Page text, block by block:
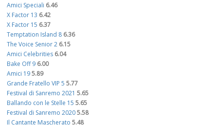
Amici Speciali 6.46
X Factor 13 6.42
X Factor 15 6.37
Temptation Island 8 6.36
The Voice Senior 2 6.15
Amici Celebrities 6.04
Bake Off 9 6.00
Amici 195.89
Grande Fratello VIP 5 5.77
Festival di Sanremo 2021 5.65
Ballando con le Stelle 15 5.65
Festival di Sanremo 20205.58
Il Cantante Mascherato 5.48